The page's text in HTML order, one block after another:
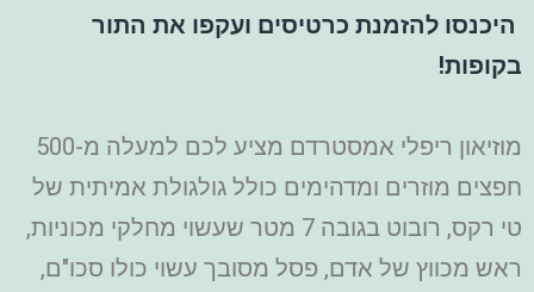
היכנסו להזמנת כרטיסים ועקפו את התור
בקופות!
מוזיאון ריפלי אמסטרדם מציע לכם למעלה מ-500
חפצים מוזרים ומדהימים כולל גולגולת אמיתית של
טי רקס, רובוט בגובה 7 מטר שעשוי מחלקי מכוניות,
ראש מכווץ של אדם, פסל מסובך עשוי כולו סכו"ם,